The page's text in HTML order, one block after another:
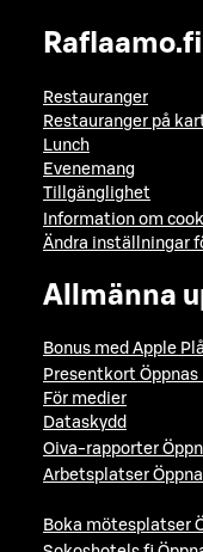
Raflaamo.fi
Restauranger
Restauranger på
Lunch
Evenemang
Tillgänglighet
Information om
Ändra inställningar
Allmänna
Bonus med Apple
Presentkort
För medier
Dataskydd
Oiva-rapporter
Arbetsplatser
Boka mötesplatser